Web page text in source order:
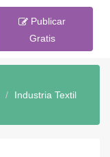
Publicar
Gratis
Industria Textil